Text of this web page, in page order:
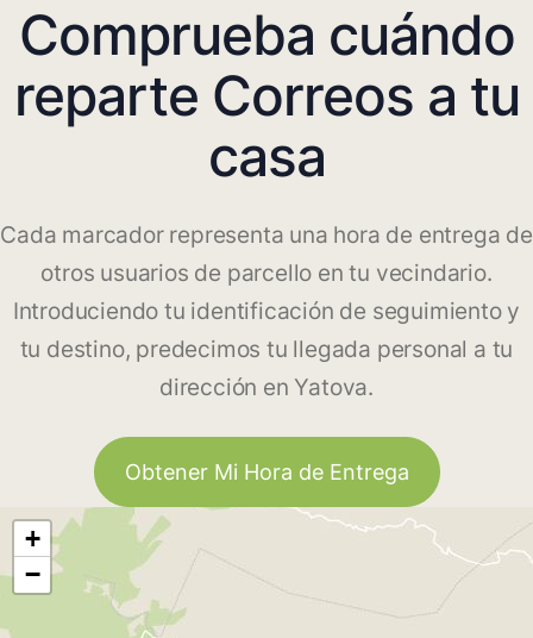
Comprueba cuándo
reparte Correos a tu
casa
Cada marcador representa una hora de entrega de
otros usuarios de parcello en tu vecindario.
Introduciendo tu identificación de seguimiento y
tu destino, predecimos tu llegada personal a tu
dirección en Yatova.
Obtener Mi Hora de Entrega
+
−